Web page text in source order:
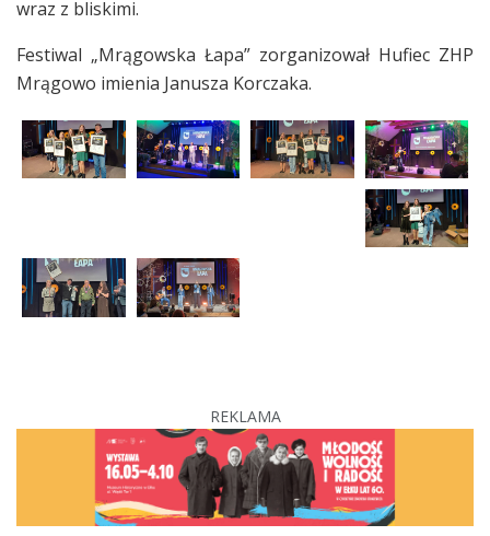
wraz z bliskimi.
Festiwal „Mrągowska Łapa” zorganizował Hufiec ZHP
Mrągowo imienia Janusza Korczaka.
REKLAMA